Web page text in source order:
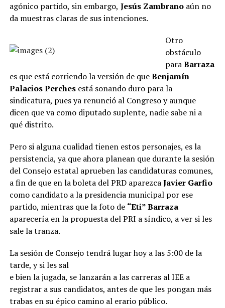
agónico partido, sin embargo, Jesús Zambranoaún no
da muestras claras de sus intenciones.
Otro
obstáculo
paraBarraza
es que está corriendo la versión de queBenjamín
Palacios Perchesestá sonando duro para la
sindicatura, pues ya renunció al Congreso y aunque
dicen que va como diputado suplente, nadie sabe ni a
qué distrito.
Pero si alguna cualidad tienen estos personajes, es la
persistencia, ya que ahora planean que durante la sesión
del Consejo estatal aprueben las candidaturas comunes,
a fin de que en la boleta del PRD aparezcaJavier Garfio
como candidato a la presidencia municipal por ese
partido, mientras que la foto de “Eti” Barraza
aparecería en la propuesta del PRI a síndico, a ver si les
sale la tranza.
La sesión de Consejo tendrá lugar hoy a las 5:00 de la
tarde, y si les sal
e bien la jugada, se lanzarán a las carreras al IEE a
registrar a sus candidatos, antes de que les pongan más
trabas en su épico camino al erario público.